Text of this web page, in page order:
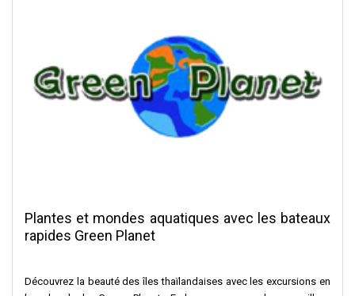
Plantes et mondes aquatiques avec les bateaux
rapides Green Planet
Découvrez la beauté des îles thaïlandaises avec les excursions en